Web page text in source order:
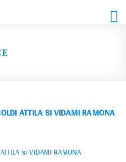
ATTILA SI VIDAMI RAMONA
si VIDAMI RAMONA